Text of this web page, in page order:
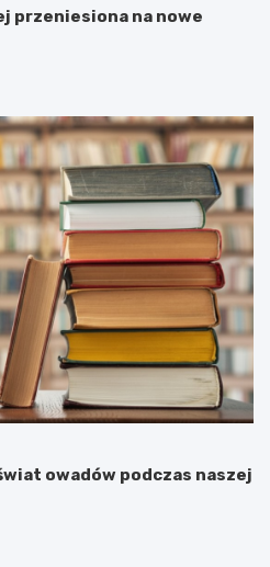
przeniesiona na nowe
owadów podczas naszej